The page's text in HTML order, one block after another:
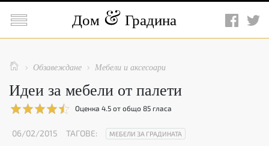
 Дом Градина
  Обзавеждане  Мебели и аксесоари
Идеи за мебели от палети
Оценка 4.5 от общо 85 гласа
06/02/2015 ТАГОВЕ: МЕБЕЛИ ЗА ГРАДИНАТА